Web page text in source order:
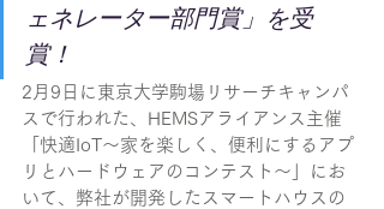
ェネレーター部門賞」を受
賞！
2月9日に東京大学駒場リサーチキャンパ
スで行われた、HEMSアライアンス主催
「快適IoT〜家を楽しく、便利にするアプ
リとハードウェアのコンテスト〜」にお
いて、弊社が開発したスマートハウスの